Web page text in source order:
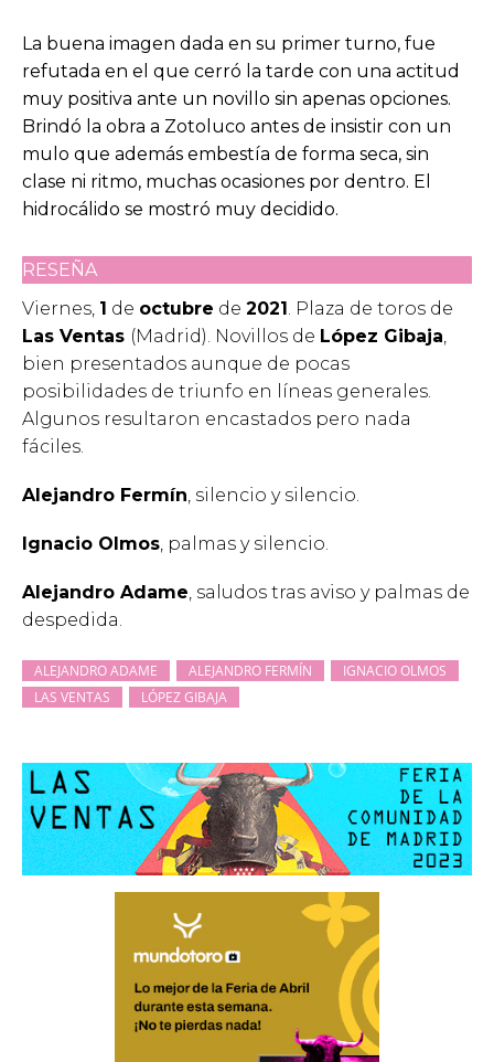
La buena imagen dada en su primer turno, fue
refutada en el que cerró la tarde con una actitud
muy positiva ante un novillo sin apenas opciones.
Brindó la obra a Zotoluco antes de insistir con un
mulo que además embestía de forma seca, sin
clase ni ritmo, muchas ocasiones por dentro. El
hidrocálido se mostró muy decidido.
RESEÑA
Viernes, 1 de octubre de 2021 . Plaza de toros de
Las Ventas (Madrid). Novillos de López Gibaja
bien presentados aunque de pocas
posibilidades de triunfo en líneas generales.
Algunos resultaron encastados pero nada
fáciles.
Alejandro Fermín , silencio y silencio.
Ignacio Olmos, palmas y silencio.
Alejandro Adame, saludos tras aviso y palmas de
despedida.
ALEJANDRO ADAME ALEJANDRO FERMÍN
IGNACIO OLMOS
LAS VENTAS
LÓPEZ GIBAJA